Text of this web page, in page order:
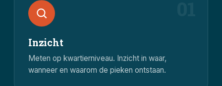
Inzicht
Meten op kwartierniveau. Inzicht in waar,
wanneer en waarom de pieken ontstaan.